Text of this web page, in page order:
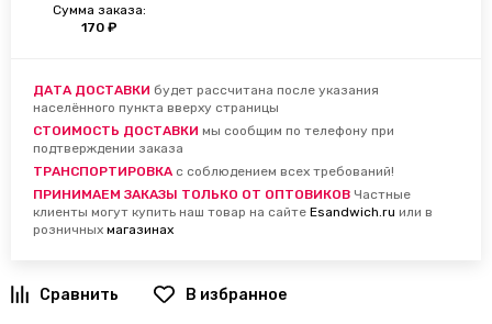
Сумма заказа:
170 ₽
ДАТА ДОСТАВКИ будет рассчитана после указания
населённого пункта вверху страницы
СТОИМОСТЬ ДОСТАВКИ мы сообщим по телефону при
подтверждении заказа
ТРАНСПОРТИРОВКА с соблюдением всех требований!
ПРИНИМАЕМ ЗАКАЗЫ ТОЛЬКО ОТ ОПТОВИКОВ Частные
клиенты могут купить наш товар на сайте Esandwich.ru или в
розничных магазинах
В избранное